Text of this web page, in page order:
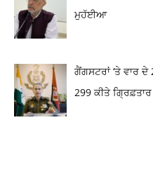
ਮੁਹੱਈਆ
ਗੈਂਗਸਟਰਾਂ ‘ਤੇ ਵਾਰ ਦੇ
299 ਕੀਤੇ ਗ੍ਰਿਫ਼ਤਾਰ